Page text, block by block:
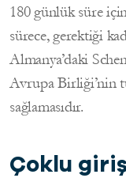
180 günlük süre
sürece, gerektiği
Almanya’daki
Avrupa Birliği’nin
sağlamasıdır.
Çoklu